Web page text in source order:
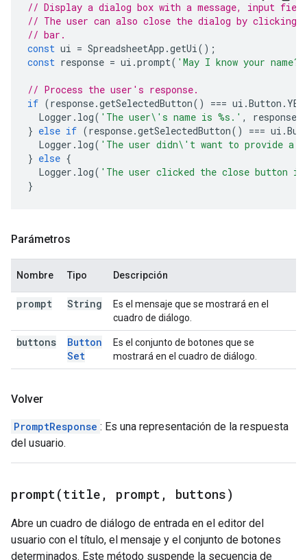
// Display a dialog box with a message, input
// The user can also close the dialog by
// bar.
const ui = SpreadsheetApp .getUi();
const response = ui .prompt( 'May I know your name?'
// Process the user's response.
if (response.getSelectedButton() === ui .Button . YES
Logger . log( 'The user\'s name is %s.' , response
} else if (response.getSelectedButton() === ui .
Logger . log( 'The user didn\'t want to provide a
} else {
Logger . log( 'The user clicked the close
}
Parámetros
Nombre Tipo Descripción
prompt String
Es el mensaje que se mostrará en el
cuadro de diálogo.
buttons
Button
Set
Es el conjunto de botones que se
mostrará en el cuadro de diálogo.
Volver
PromptResponse : Es una representación de la respuesta
del usuario.
prompt(title , prompt , buttons)
Abre un cuadro de diálogo de entrada en el editor del
usuario con el título, el mensaje y el conjunto de botones
determinados. Este método suspende la secuencia de